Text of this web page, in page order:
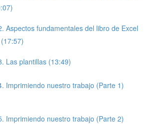
Aspectos fundamentales del libro de Excel
Las plantillas (13:49)
Imprimiendo nuestro trabajo (Parte 1)
Imprimiendo nuestro trabajo (Parte 2)